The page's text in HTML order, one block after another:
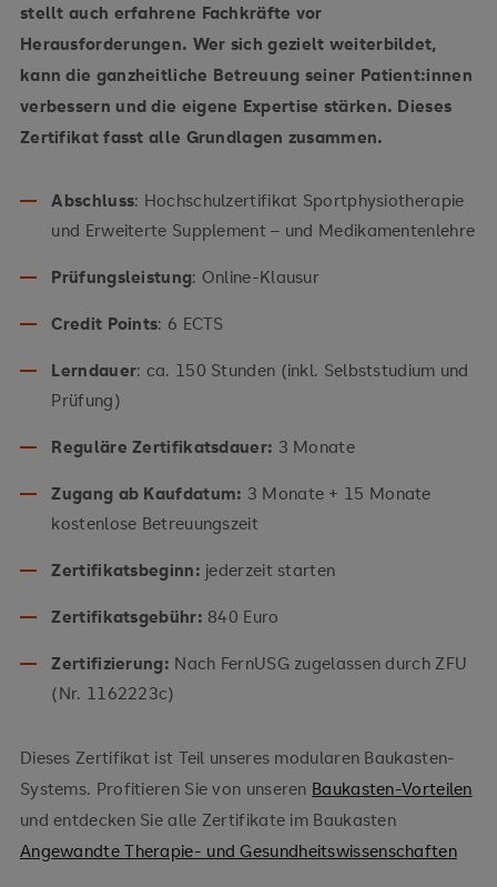
stellt auch erfahrene Fachkräfte vor
Herausforderungen. Wer sich gezielt weiterbildet,
kann die ganzheitliche Betreuung seiner Patient:innen
verbessern und die eigene Expertise stärken. Dieses
Zertifikat fasst alle Grundlagen zusammen.
Abschluss: Hochschulzertifikat Sportphysiotherapie
und Erweiterte Supplement – und Medikamentenlehre
Prüfungsleistung: Online-Klausur
Credit Points: 6 ECTS
Lerndauer: ca. 150 Stunden (inkl. Selbststudium und
Prüfung)
Reguläre Zertifikatsdauer: 3 Monate
Zugang ab Kaufdatum: 3 Monate + 15 Monate
kostenlose Betreuungszeit
Zertifikatsbeginn: jederzeit starten
Zertifikatsgebühr: 840 Euro
Zertifizierung: Nach FernUSG zugelassen durch ZFU
(Nr. 1162223c)
Dieses Zertifikat ist Teil unseres modularen Baukasten-
Systems. Profitieren Sie von unseren Baukasten-Vorteilen
und entdecken Sie alle Zertifikate im Baukasten
Angewandte Therapie- und Gesundheitswissenschaften